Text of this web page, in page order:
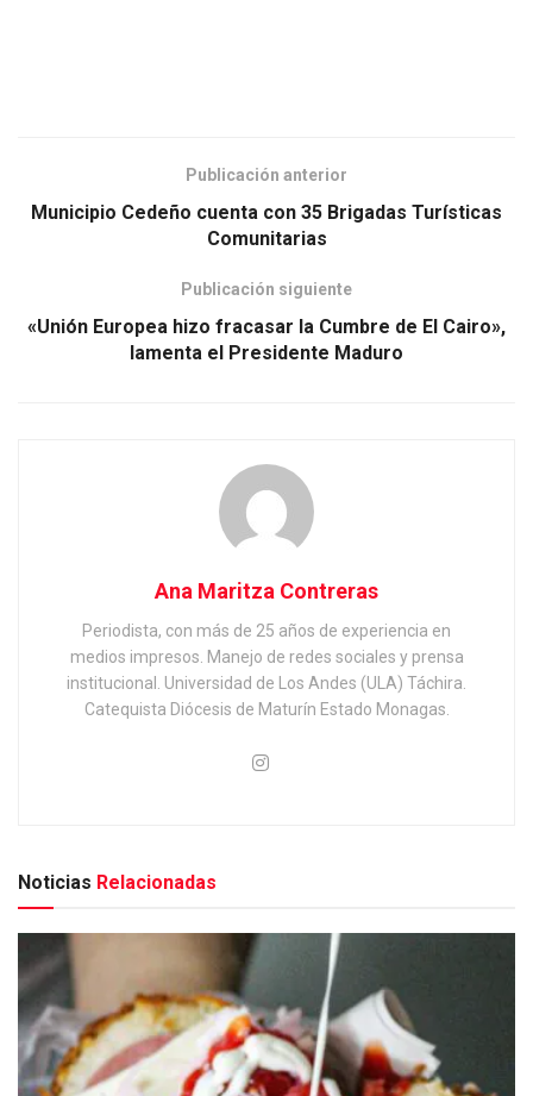
Publicación anterior
Municipio Cedeño cuenta con 35 Brigadas Turísticas
Comunitarias
Publicación siguiente
«Unión Europea hizo fracasar la Cumbre de El Cairo»,
lamenta el Presidente Maduro
Ana Maritza Contreras
Periodista, con más de 25 años de experiencia en
medios impresos. Manejo de redes sociales y prensa
institucional. Universidad de Los Andes (ULA) Táchira.
Catequista Diócesis de Maturín Estado Monagas.
Noticias Relacionadas